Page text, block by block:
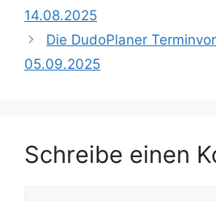
14.08.2025
Die DudoPlaner
05.09.2025
Schreibe einen